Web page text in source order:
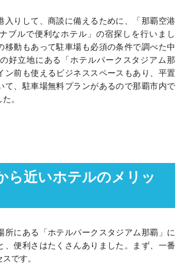
入りして、商談に備えるために、「那覇空港
ブルで便利なホテル」の宿探しを行いまし
移動もあって駐車場も必須の条件で調べた中
好立地にある「ホテルパークスタジアム那
ン前も使えるビジネススペースもあり、平置
て、駐車場無料プランがあるので那覇市内で
。
ら近いホテルのメリッ
所にある「ホテルパークスタジアム那覇」に
、便利さはたくさんありました。まず、一番
です。